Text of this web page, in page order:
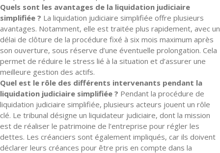
Quels sont les avantages de la liquidation judiciaire
simplifiée ? La liquidation judiciaire simplifiée offre plusieurs
avantages. Notamment, elle est traitée plus rapidement, avec un
délai de clôture de la procédure fixé à six mois maximum après
son ouverture, sous réserve d’une éventuelle prolongation. Cela
permet de réduire le stress lié à la situation et d’assurer une
meilleure gestion des actifs.
Quel est le rôle des différents intervenants pendant la
liquidation judiciaire simplifiée ? Pendant la procédure de
liquidation judiciaire simplifiée, plusieurs acteurs jouent un rôle
clé. Le tribunal désigne un liquidateur judiciaire, dont la mission
est de réaliser le patrimoine de l’entreprise pour régler les
dettes. Les créanciers sont également impliqués, car ils doivent
déclarer leurs créances pour être pris en compte dans la